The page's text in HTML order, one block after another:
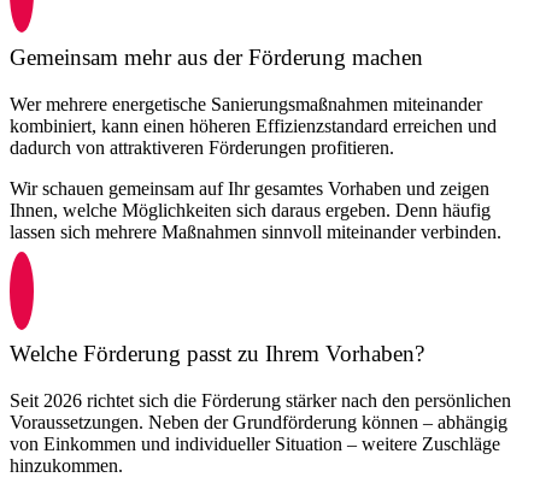
Gemeinsam mehr aus der Förderung machen
Wer mehrere energetische Sanierungsmaßnahmen miteinander
kombiniert, kann einen höheren Effizienzstandard erreichen und
dadurch von attraktiveren Förderungen profitieren.
Wir schauen gemeinsam auf Ihr gesamtes Vorhaben und zeigen
Ihnen, welche Möglichkeiten sich daraus ergeben. Denn häufig
lassen sich mehrere Maßnahmen sinnvoll miteinander verbinden.
Welche Förderung passt zu Ihrem Vorhaben?
Seit 2026 richtet sich die Förderung stärker nach den persönlichen
Voraussetzungen. Neben der Grundförderung können – abhängig
von Einkommen und individueller Situation – weitere Zuschläge
hinzukommen.